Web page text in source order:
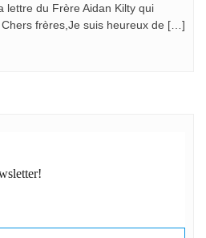
lettre du Frère Aidan Kilty qui
frères,Je suis heureux de […]